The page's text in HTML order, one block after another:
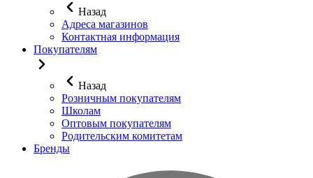
Назад
Адреса магазинов
Контактная информация
Покупателям
Назад
Розничным покупателям
Школам
Оптовым покупателям
Родительским комитетам
Бренды